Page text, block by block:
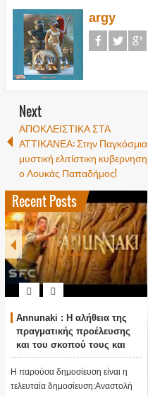
argy
Next
ΑΠΟΚΛΕΙΣΤΙΚΑ ΣΤΑ
ΑΤΤΙΚΑΝΕΑ: Στην Παγκόσμια
μυστική ελιτίστικη κυβερνηση
ο Λουκάς Παπαδήμος!
Recent Posts
Annunaki : Η αλήθεια της
πραγματικής προέλευσης
και του σκοπού τους και
αναστολή λειτουργίας μας
....
Η παρούσα δημοσίευση είναι η
τελευταία δημοσίευση:Αναστολή